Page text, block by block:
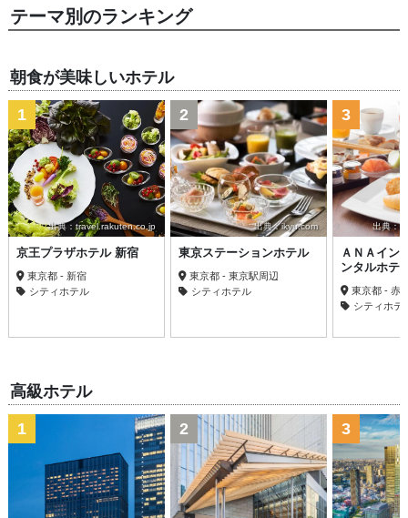
テーマ別のランキング
朝食が美味しいホテル
出典：travel.rakuten.co.jp
1
京王プラザホテル 新宿
東京都 - 新宿
シティホテル
出典：ikyu.com
2
東京ステーションホテル
東京都 - 東京駅周辺
シティホテル
出典：
3
ＡＮＡイン
ンタルホテ
東京都 - 赤
シティホテ
高級ホテル
1 2 3